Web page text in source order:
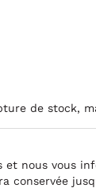
de stock,
et nous vous
conservée